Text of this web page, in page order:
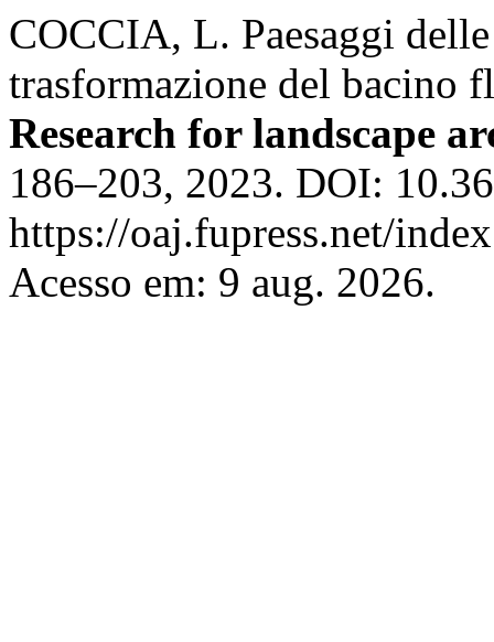
COCCIA, L. Paesaggi
trasformazione del bacino
Research for landscape
186–203, 2023. DOI:
https://oaj.fupress.net/
Acesso em: 9 aug. 2026.